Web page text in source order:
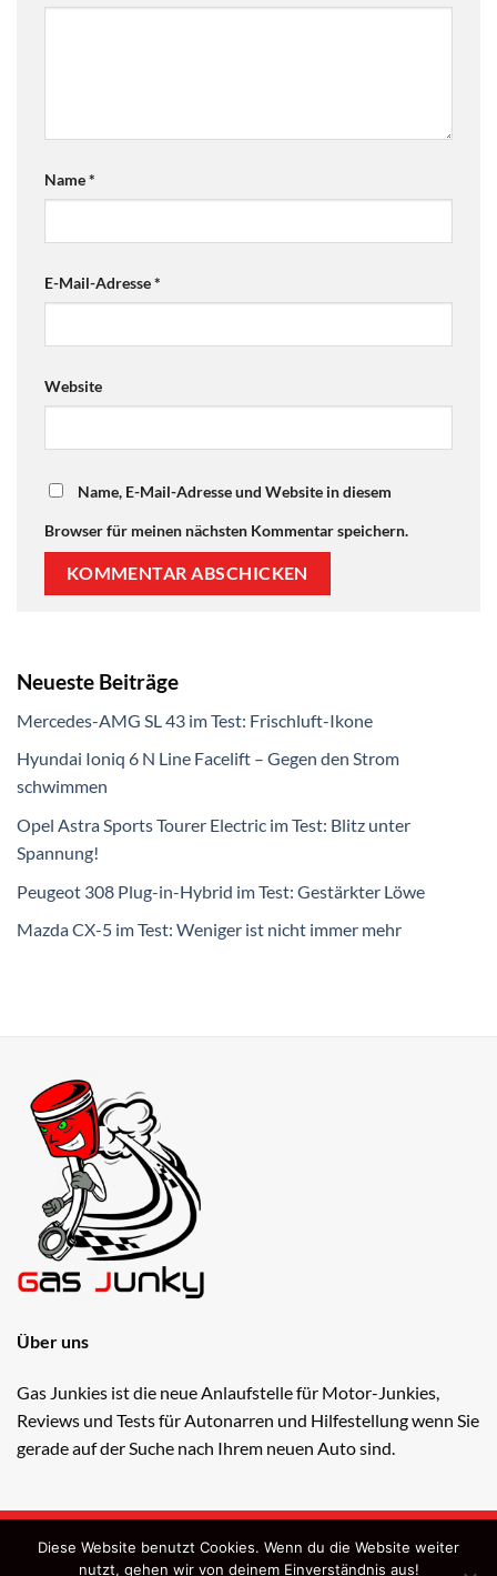
Name*
E-Mail-Adresse*
Website
Name, E-Mail-Adresse und Website in diesem
Browser für meinen nächsten Kommentar speichern.
Neueste Beiträge
Mercedes-AMG SL 43 im Test: Frischluft-Ikone
Hyundai Ioniq 6 N Line Facelift – Gegen den Strom
schwimmen
Opel Astra Sports Tourer Electric im Test: Blitz unter
Spannung!
Peugeot 308 Plug-in-Hybrid im Test: Gestärkter Löwe
Mazda CX-5 im Test: Weniger ist nicht immer mehr
Über uns
Gas Junkies ist die neue Anlaufstelle für Motor-Junkies,
Reviews und Tests für Autonarren und Hilfestellung wenn Sie
gerade auf der Suche nach Ihrem neuen Auto sind.
Copyright 2026 ©Gas Junkies
Webdesign: OndiSolutions e.U.
Diese Website benutzt Cookies. Wenn du die Website weiter
nutzt, gehen wir von deinem Einverständnis aus!